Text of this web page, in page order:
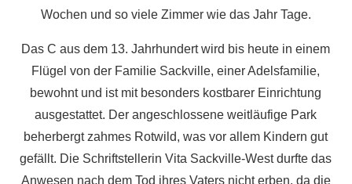
Wochen und so viele Zimmer wie das Jahr Tage.
Das C aus dem 13. Jahrhundert wird bis heute in einem
Flügel von der Familie Sackville, einer Adelsfamilie,
bewohnt und ist mit besonders kostbarer Einrichtung
ausgestattet. Der angeschlossene weitläufige Park
beherbergt zahmes Rotwild, was vor allem Kindern gut
gefällt. Die Schriftstellerin Vita Sackville-West durfte das
Anwesen nach dem Tod ihres Vaters nicht erben, da die